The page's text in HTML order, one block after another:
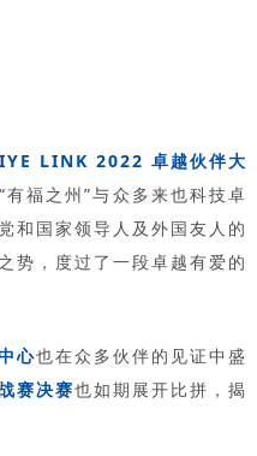
LINK 2022 卓越伙伴大
“有福之州”与众多来也科技卓
和国家领导人及外国友人的
势，度过了一段卓越有爱的
心也在众多伙伴的见证中盛
赛决赛也如期展开比拼，揭